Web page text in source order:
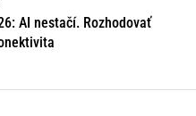
AI nestačí. Rozhodovať